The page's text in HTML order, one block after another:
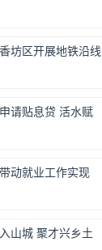
坊区开展地铁沿线
请贴息贷 活水赋
动就业工作实现
山城 聚才兴乡土